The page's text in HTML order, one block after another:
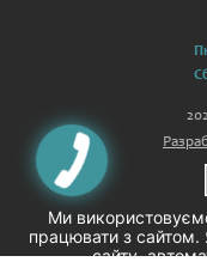
Ми
працювати з
сайту,